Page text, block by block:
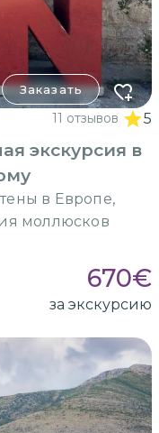
Заказать
11 отзывов 5
экскурсия в
в Европе,
моллюсков
670€
за экскурсию